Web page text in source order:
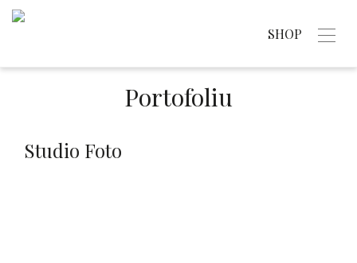
SHOP
Portofoliu
Studio Foto